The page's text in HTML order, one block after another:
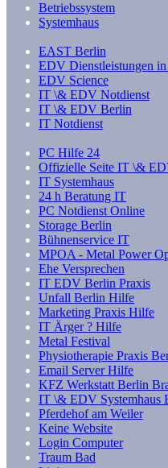
Betriebssystem
Systemhaus
EAST Berlin
EDV Dienstleistungen
EDV Science
IT \& EDV Notdienst
IT \& EDV Berlin
IT Notdienst
PC Hilfe 24
Offizielle Seite IT \&
IT Systemhaus
24 h Beratung IT
PC Notdienst Online
Storage Berlin
Bühnenservice IT
MPOA - Metal Power
Ehe Versprechen
IT EDV Berlin Praxis
Unfall Berlin Hilfe
Marketing Praxis Hilfe
IT Ärger ? Hilfe
Metal Festival
Physiotherapie Praxis
Email Server Hilfe
KFZ Werkstatt Berlin
IT \& EDV Systemhaus
Pferdehof am Weiler
Keine Website
Login Computer
Traum Bad